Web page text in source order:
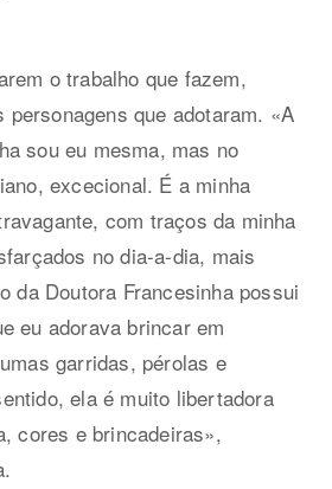
o trabalho que fazem,
personagens que adotaram. «A
sou eu mesma, mas no
excecional. É a minha
com traços da minha
no dia-a-dia, mais
da Doutora Francesinha possui
eu adorava brincar em
garridas, pérolas e
ela é muito libertadora
cores e brincadeiras»,